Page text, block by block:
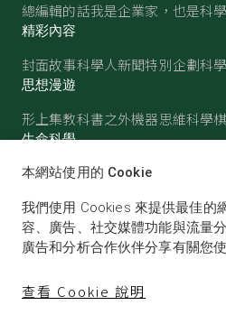
總編輯的話我是企業家，也是科
精彩內容
封面故事科學人新聞特別企劃科
思想漫遊
形上集教科書之外機器思維科學
生命科學
醫學古生物心理學生態學
物理 化學地球科學天文
本網站使用的 Cookie
我們使用 Cookies 來提供最佳的
容、廣告、社交媒體功能與流量
廣告和分析合作伙伴分享有關您
查看 Cookie 說明